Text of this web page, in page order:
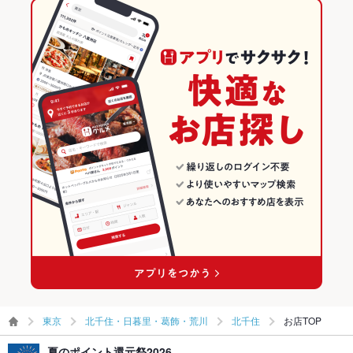
食べ放題 なし
お子様連れ お子様連れ不可
ウェディン
グパーティ
ー二次会
－
東京 × カフェ
北千住・日暮里・葛飾・荒川のグルメランキング
北千住・日暮里・葛飾・荒川のカフェ・スイーツランキング
北千住のグルメランキング
北千住のカフェ・スイーツランキング
東京 北千住・日暮里・葛飾・荒川 北千住 お店TOP